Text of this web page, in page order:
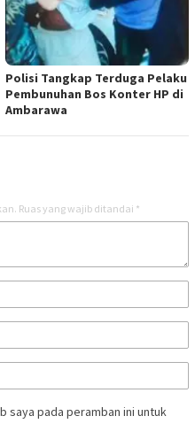
Polisi Tangkap Terduga Pelaku
Pembunuhan Bos Konter HP di
Ambarawa
Ruas yang wajib ditandai *
saya pada peramban ini untuk